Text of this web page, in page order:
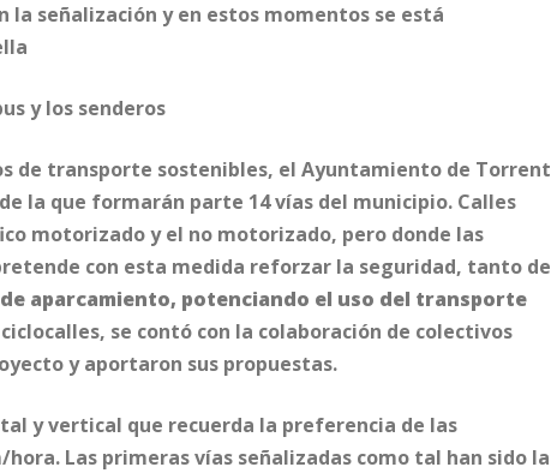
la señalización y en estos momentos se está
y los senderos
de transporte sostenibles, el Ayuntamiento de Torrent
la que formarán parte 14 vías del municipio. Calles
motorizado y el no motorizado, pero donde las
con esta medida reforzar la seguridad, tanto de
aparcamiento, potenciando el uso del transporte
se contó con la colaboración de colectivos
y aportaron sus propuestas.
y vertical que recuerda la preferencia de las
Las primeras vías señalizadas como tal han sido la